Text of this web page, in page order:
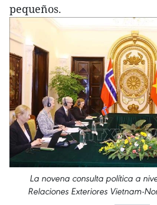
pequeños.
La novena consulta política a
Relaciones Exteriores Vietnam-